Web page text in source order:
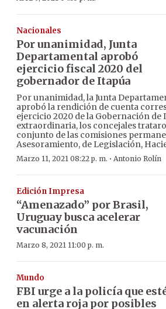
Nacionales
Por unanimidad, Junta
Departamental aprobó
ejercicio fiscal 2020 del
gobernador de Itapúa
Por unanimidad, la Junta
aprobó la rendición de cuenta
ejercicio 2020 de la Gobernación de
extraordinaria, los concejales
conjunto de las comisiones
Asesoramiento, de Legislación,
Marzo 11, 2021 08:22 p. m. · Antonio Rolín
Edición Impresa
“Amenazado” por Brasil,
Uruguay busca acelerar
vacunación
Marzo 8, 2021 11:00 p. m.
Mundo
FBI urge a la policía que
en alerta roja por posibles